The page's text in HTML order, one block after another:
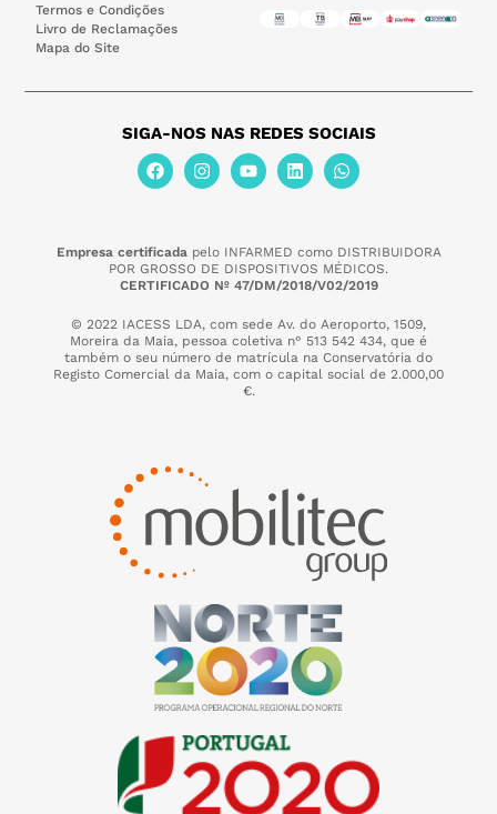
Termos e Condições
Livro de Reclamações
Mapa do Site
SIGA-NOS NAS REDES SOCIAIS
Empresa certificadapelo INFARMED como DISTRIBUIDORA
POR GROSSO DE DISPOSITIVOS MÉDICOS.
CERTIFICADO Nº 47/DM/2018/V02/2019
© 2022 IACESS LDA, com sede Av. do Aeroporto, 1509,
Moreira da Maia, pessoa coletiva n° 513 542 434, que é
também o seu número de matrícula na Conservatória do
Registo Comercial da Maia, com o capital social de 2.000,00
€.